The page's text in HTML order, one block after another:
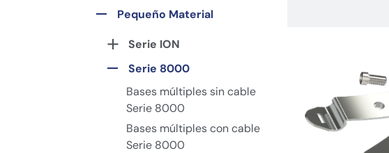
Pequeño Material
Serie ION
Serie 8000
Bases múltiples sin cable
Serie 8000
Bases múltiples con cable
Serie 8000